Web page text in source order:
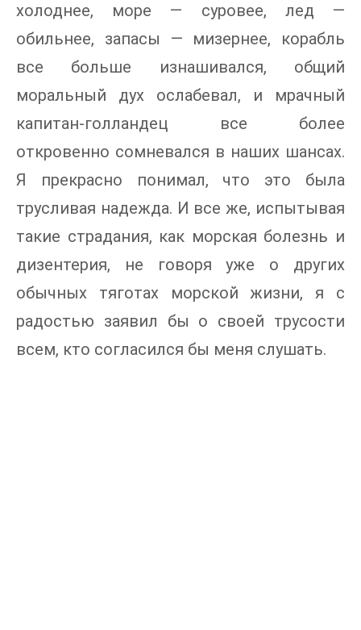
холоднее, море — суровее, лед —
обильнее, запасы — мизернее, корабль
все больше изнашивался, общий
моральный дух ослабевал, и мрачный
капитан-голландец все более
откровенно сомневался в наших шансах.
Я прекрасно понимал, что это была
трусливая надежда. И все же, испытывая
такие страдания, как морская болезнь и
дизентерия, не говоря уже о других
обычных тяготах морской жизни, я с
радостью заявил бы о своей трусости
всем, кто согласился бы меня слушать.